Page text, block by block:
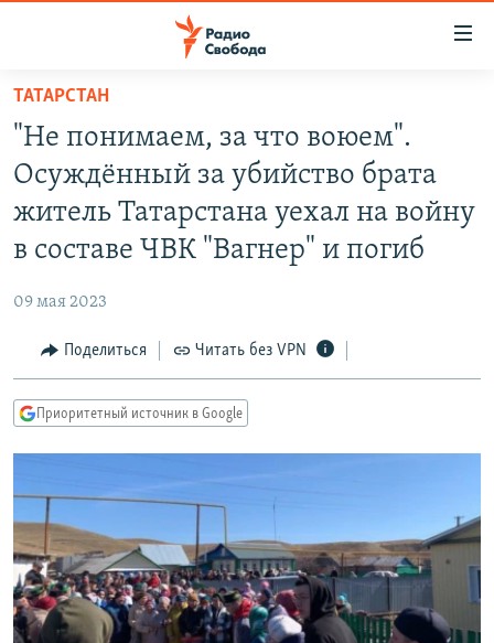
упрощенного
доступа
Вернуться
основному
содержанию
навигации
Вернутся
ПРОГРАММЫ
АВТОРСКИЕ ПРОЕКТЫ
ЦИТАТЫ СВОБОДЫ
IDEL.РЕАЛИИ
КАВКАЗ.РЕАЛИИ
РАСПИСАНИЕ ВЕЩАНИЯ
ПОДПИШИТЕСЬ НА РАССЫЛКУ
СОЦИАЛЬНЫЕ СЕТИ
ТАТАРСТАН
"Не понимаем, за что воюем".
Осуждённый за убийство брата
житель Татарстана уехал на войну
в составе ЧВК "Вагнер" и погиб
09 мая 2023
Поделиться Читать без VPN
Приоритетный источник в Google